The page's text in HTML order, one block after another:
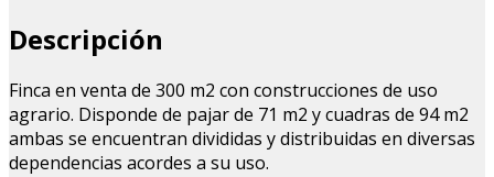
Descripción
Finca en venta de 300 m2 con construcciones de uso
agrario. Disponde de pajar de 71 m2 y cuadras de 94 m2
ambas se encuentran divididas y distribuidas en diversas
dependencias acordes a su uso.